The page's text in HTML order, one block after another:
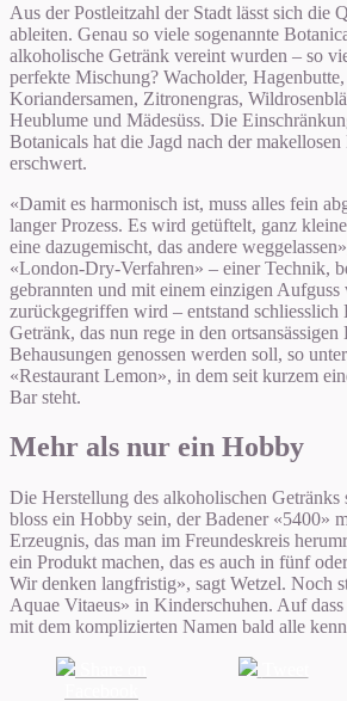
Aus der Postleitzahl der Stadt lässt sich die
ableiten. Genau so viele sogenannte
alkoholische Getränk vereint wurden – so
perfekte Mischung? Wacholder,
Koriandersamen, Zitronengras,
Heublume und Mädesüss. Die
Botanicals hat die Jagd nach der
erschwert.
«Damit es harmonisch ist, muss alles fein
langer Prozess. Es wird getüftelt, ganz
eine dazugemischt, das andere
«London-Dry-Verfahren» – einer Technik,
gebrannten und mit einem einzigen
zurückgegriffen wird – entstand schliesslich
Getränk, das nun rege in den
Behausungen genossen werden soll, so
«Restaurant Lemon», in dem seit kurzem
Bar steht.
Mehr als nur ein Hobby
Die Herstellung des alkoholischen Getränks
bloss ein Hobby sein, der Badener «5400»
Erzeugnis, das man im Freundeskreis
ein Produkt machen, das es auch in fünf
Wir denken langfristig», sagt Wetzel. Noch
Aquae Vitaeus» in Kinderschuhen. Auf
mit dem komplizierten Namen bald alle